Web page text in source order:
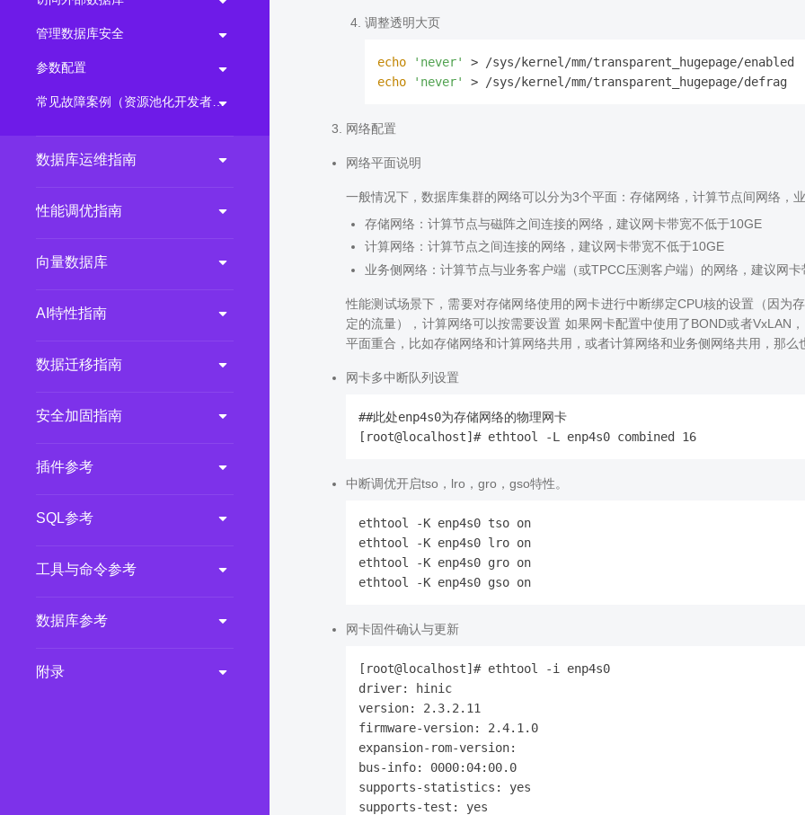
管理数据库安全
参数配置
常见故障案例（资源池化开发者环境）
数据库运维指南
性能调优指南
向量数据库
AI特性指南
数据迁移指南
安全加固指南
插件参考
SQL参考
工具与命令参考
数据库参考
附录
调整透明大页
echo 'never'
echo
'never'
网络配置
网络平面说明
一般情况下，数据库集群的网络可以分为3个平面：存储网络，计算节点间网络，
存储网络：计算节点与磁阵之间连接的网络，建议网卡带宽不低于10GE
计算网络：计算节点之间连接的网络，建议网卡带宽不低于10GE
业务侧网络：计算节点与业务客户端（或TPCC压测客户端）的网络，建议网
性能测试场景下，需要对存储网络使用的网卡进行中断绑定CPU核的设置（因为
定的流量），计算网络可以按需要设置 如果网卡配置中使用了BOND或者VxLAN
平面重合，比如存储网络和计算网络共用，或者计算网络和业务侧网络共用，那
网卡多中断队列设置
##此处enp4s0为存储网络的物理网卡
中断调优开启tso，lro，gro，gso特性。
ethtool -K enp4s0 tso on
ethtool -K enp4s0 lro on
ethtool -K enp4s0 gro on
网卡固件确认与更新
[root@localhost]# ethtool -i enp4s0
driver: hinic
version: 2.3.2.11
firmware-version: 2.4.1.0
expansion-rom-version:
bus-info: 0000:04:00.0
supports-statistics: yes
supports-test: yes